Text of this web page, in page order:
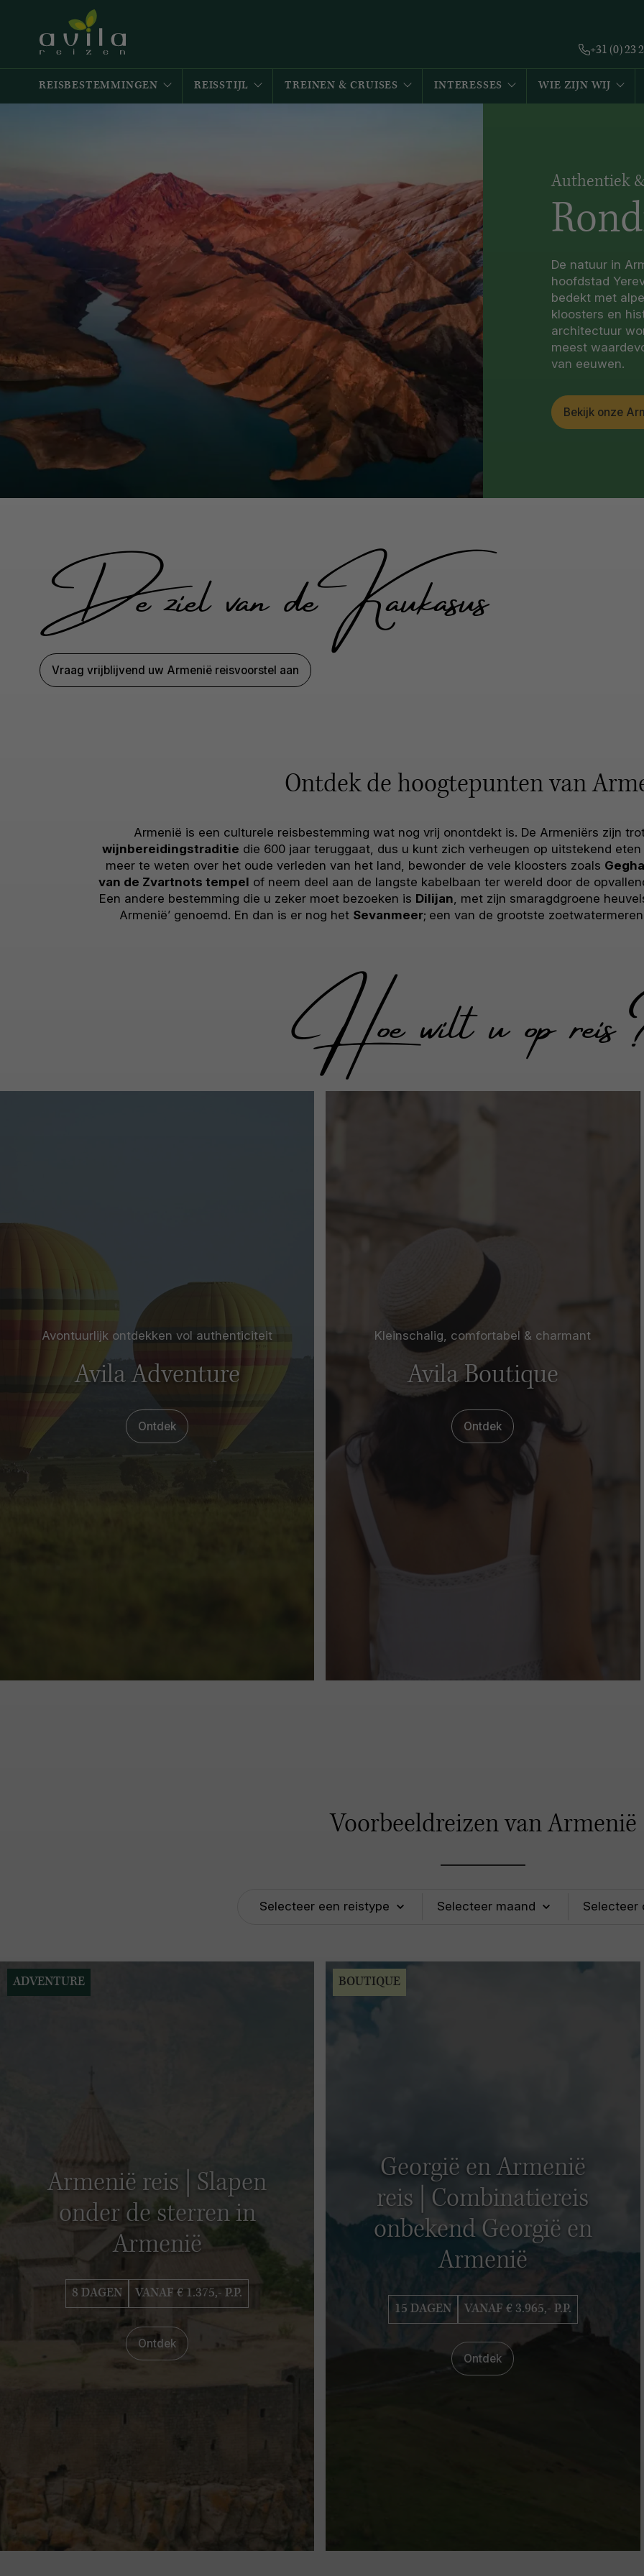
+31 (0) 23
REISBESTEMMINGEN REISSTIJL TREINEN & CRUISES INTERESSES WIE ZIJN WIJ
Authentiek
De natuur in
hoofdstad
bedekt met
kloosters en
architectuur
meest
van eeuwen.
Bekijk onze
De ziel van de Kaukasus
Vraag vrijblijvend uw Armenië reisvoorstel aan
Ontdek de hoogtepunten van
Armenië is een culturele reisbestemming wat nog vrij onontdekt is. De Armeniërs zijn
wijnbereidingstraditie die 600 jaar teruggaat, dus u kunt zich verheugen op uitstekend
meer te weten over het oude verleden van het land, bewonder de vele kloosters zoals
van de Zvartnots tempel of neem deel aan de langste kabelbaan ter wereld door de
Een andere bestemming die u zeker moet bezoeken is Dilijan, met zijn smaragdgroene
Armenië’ genoemd. En dan is er nog het Sevanmeer; een van de grootste
Hoe wilt u op
Avontuurlijk ontdekken vol authenticiteit
Avila Adventure
Ontdek
Kleinschalig, comfortabel & charmant
Avila Boutique
Ontdek
Voorbeeldreizen van Armenië
Armenië reis | Slapen
onder de sterren in
Armenië
8 DAGEN VANAF € 1.375,- P.P.
Ontdek
ADVENTURE
Georgië en Armenië
reis | Combinatiereis
onbekend Georgië en
Armenië
15 DAGEN VANAF € 3.965,- P.P.
Ontdek
BOUTIQUE